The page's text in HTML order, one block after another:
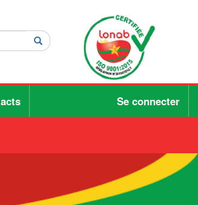
Rechercher
Se connecter